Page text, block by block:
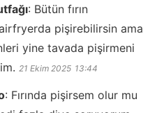
: Bütün fırın
pişirebilirsin ama
yine tavada pişirmeni
21 Ekim 2025 13:44
: Fırında pişirsem olur mu